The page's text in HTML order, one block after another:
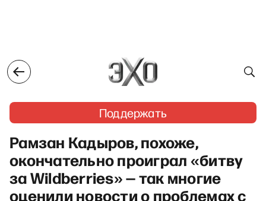
Поддержать
Рамзан Кадыров, похоже,
окончательно проиграл «битву
за Wildberries» — так многие
оценили новости о проблемах с